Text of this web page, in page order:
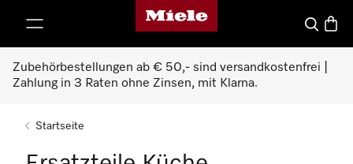
Miele-Homepage
Suche
Zubehörbestellungen ab € 50,- sind versandkostenfrei |
Zahlung in 3 Raten ohne Zinsen, mit Klarna.
Startseite